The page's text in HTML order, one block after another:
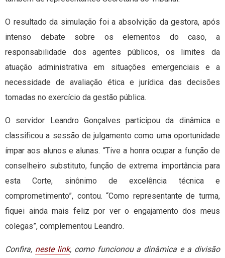
O resultado da simulação foi a absolvição da gestora, após
intenso debate sobre os elementos do caso, a
responsabilidade dos agentes públicos, os limites da
atuação administrativa em situações emergenciais e a
necessidade de avaliação ética e jurídica das decisões
tomadas no exercício da gestão pública.
O servidor Leandro Gonçalves participou da dinâmica e
classificou a sessão de julgamento como uma oportunidade
ímpar aos alunos e alunas. “Tive a honra ocupar a função de
conselheiro substituto, função de extrema importância para
esta Corte, sinônimo de excelência técnica e
comprometimento”, contou. “Como representante de turma,
fiquei ainda mais feliz por ver o engajamento dos meus
colegas”, complementou Leandro.
Confira, neste link, como funcionou a dinâmica e a divisão